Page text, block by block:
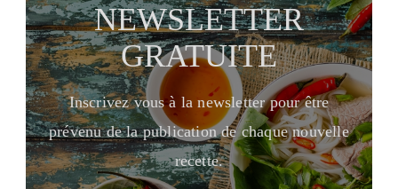
NEWSLETTER
GRATUITE
Inscrivez vous à la newsletter pour être
prévenu de la publication de chaque nouvelle
recette.